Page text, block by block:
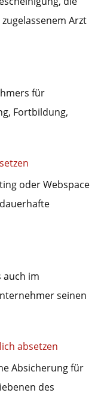
Arzt
für
Fortbildung,
oder Webspace
auch im
seinen
absetzen
Absicherung für
des